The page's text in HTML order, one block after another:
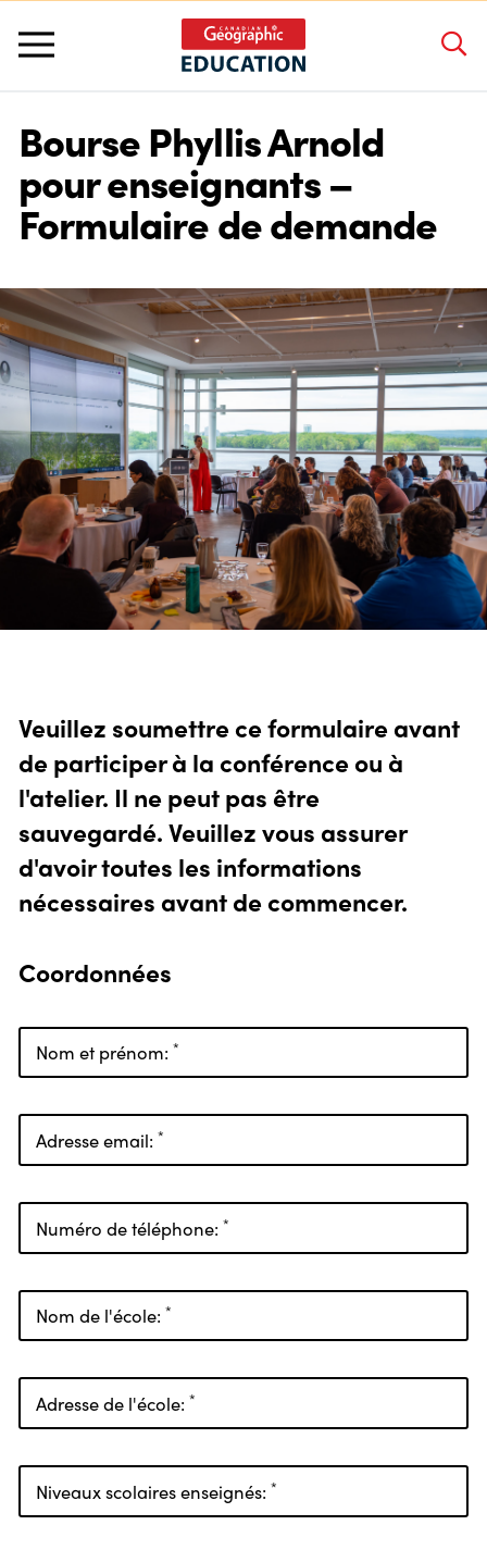
About Us
Grants and Awards
Programs and Competitions
Educator Resources
Workshops
Bourse Phyllis Arnold
pour enseignants –
Formulaire de demande
Veuillez soumettre ce formulaire avant
de participer à la conférence ou à
l'atelier. Il ne peut pas être
sauvegardé. Veuillez vous assurer
d'avoir toutes les informations
nécessaires avant de commencer.
Coordonnées
Nom et prénom:*
Adresse email:*
Numéro de téléphone:*
Nom de l'école:*
Adresse de l'école:*
Niveaux scolaires enseignés:*